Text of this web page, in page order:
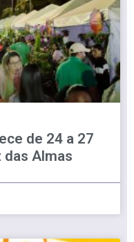
de 24 a 27
Almas